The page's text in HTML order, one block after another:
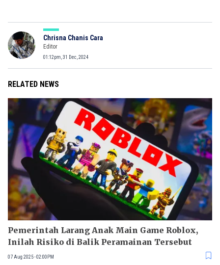
Chrisna Chanis Cara
Editor
01:12pm, 31 Dec, 2024
RELATED NEWS
Pemerintah Larang Anak Main Game Roblox,
Inilah Risiko di Balik Peramainan Tersebut
07 Aug 2025 - 02:00PM